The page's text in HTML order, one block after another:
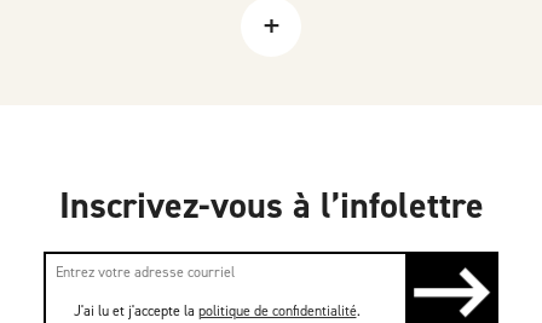
+
Inscrivez-vous à l’infolettre
J'ai lu et j'accepte la politique de confidentialité.